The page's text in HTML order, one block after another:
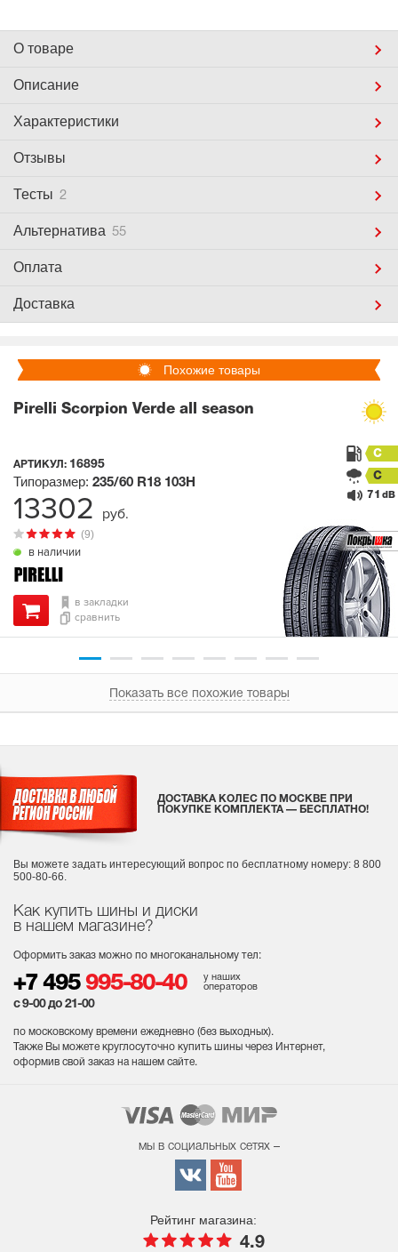
О товаре
Описание
Характеристики
Отзывы
Тесты 2
Альтернатива 55
Оплата
Доставка
Похожие товары
Pirelli Scorpion Verde all season
АРТИКУЛ: 16895
в наличии
(9)
Типоразмер: 235/60 R18 103H
C
C
71 dB
в закладки
сравнить
13302 руб.
Показать все похожие товары
Как купить шины и диски
в нашем магазине?
Оформить заказ можно по многоканальному тел:
+7 495 995-80-40
у наших
операторов
с 9-00 до 21-00
по московскому времени ежедневно (без выходных).
Также Вы можете круглосуточно купить шины через Интернет,
оформив свой заказ на нашем сайте.
ДОСТАВКА КОЛЕС ПО МОСКВЕ ПРИ
ПОКУПКЕ КОМПЛЕКТА — БЕСПЛАТНО!
Вы можете задать интересующий вопрос по бесплатному номеру: 8 800
500-80-66.
мы в социальных сетях –
Рейтинг магазина:
4.9